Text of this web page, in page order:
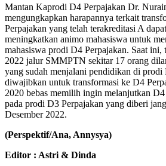
Mantan Kaprodi D4 Perpajakan Dr.
mengungkapkan harapannya terkait
Perpajakan yang telah terakreditasi A
meningkatkan animo mahasiswa untuk
mahasiswa prodi D4 Perpajakan. Saat ini,
2022 jalur SMMPTN sekitar 17 orang
yang sudah menjalani pendidikan di prodi
diwajibkan untuk transformasi ke D4
2020 bebas memilih ingin melanjutkan D4
pada prodi D3 Perpajakan yang diberi
Desember 2022.
(Perspektif/Ana, Annysya)
Editor : Astri & Dinda